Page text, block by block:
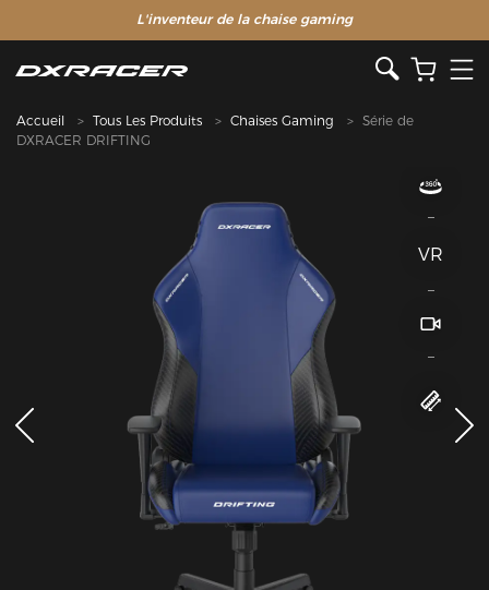
L'inventeur de la chaise gaming
Accueil Tous Les Produits Chaises Gaming
Série de
DXRACER DRIFTING
VR